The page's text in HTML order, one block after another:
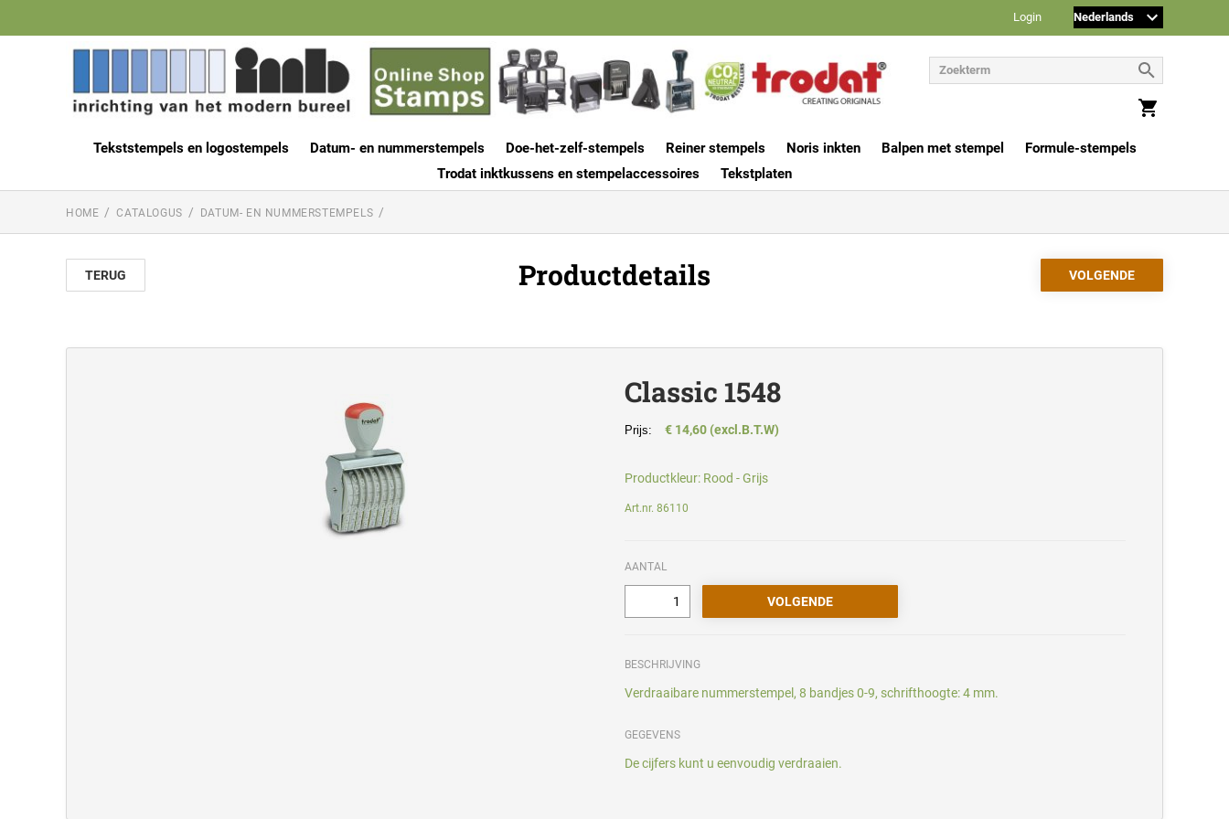
Login
Tekststempels en logostempels Datum- en nummerstempels Doe-het-zelf-stempels Reiner stempels Noris inkten Balpen met stempel
Formule-stempels
Trodat inktkussens en stempelaccessoires
Tekstplaten
HOME CATALOGUS DATUM- EN NUMMERSTEMPELS
TERUG Productdetails
Classic 1548
Prijs: € 14,60 (excl.B.T.W)
Productkleur: Rood - Grijs
Art.nr. 86110
AANTAL
BESCHRIJVING
Verdraaibare nummerstempel, 8 bandjes 0-9, schrifthoogte: 4 mm.
GEGEVENS
De cijfers kunt u eenvoudig verdraaien.